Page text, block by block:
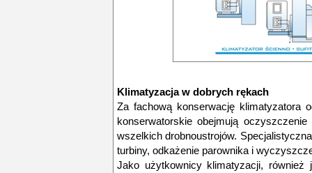
Klimatyzacja w dobrych rękach
Za fachową konserwację klimatyzatora
konserwatorskie obejmują
wszelkich drobnoustrojów.
turbiny, odkażenie parownika i
Jako użytkownicy klimatyzacji,